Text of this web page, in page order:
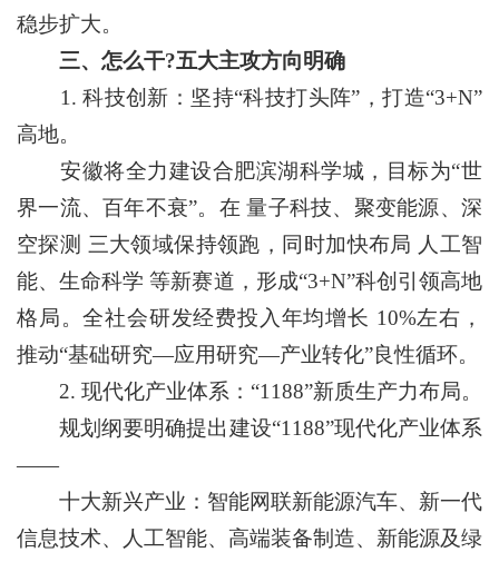
稳步扩大。
三、怎么干?五大主攻方向明确
1. 科技创新：坚持“科技打头阵”，打造“3+N”
高地。
安徽将全力建设合肥滨湖科学城，目标为“世
界一流、百年不衰”。在 量子科技、聚变能源、深
空探测 三大领域保持领跑，同时加快布局 人工智
能、生命科学 等新赛道，形成“3+N”科创引领高地
格局。全社会研发经费投入年均增长 10%左右，
推动“基础研究—应用研究—产业转化”良性循环。
2. 现代化产业体系：“1188”新质生产力布局。
规划纲要明确提出建设“1188”现代化产业体系
——
十大新兴产业：智能网联新能源汽车、新一代
信息技术、人工智能、高端装备制造、新能源及绿